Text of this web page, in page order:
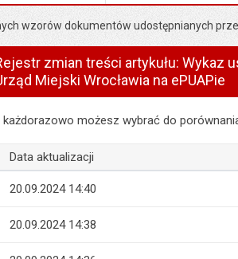
wzorów dokumentów udostępnianych
zmian treści artykułu: Wykaz
Miejski Wrocławia na ePUAPie
zmian treści artykułu: Wykaz usług i
każdorazowo możesz wybrać do
Data aktualizacji
20.09.2024 14:40
20.09.2024 14:38